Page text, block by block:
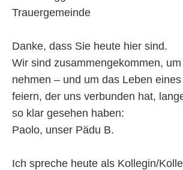
Trauergemeinde
Danke, dass Sie heute hier sind.
Wir sind zusammengekommen,
nehmen – und um das Leben
feiern, der uns verbunden hat,
so klar gesehen haben:
Paolo, unser Pädu B.
Ich spreche heute als Kollegin/